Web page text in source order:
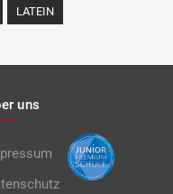
LATEIN
uns